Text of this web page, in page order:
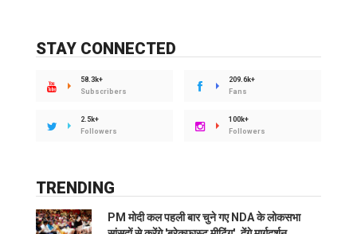
STAY CONNECTED
58.3k+
Subscribers
209.6k+
Fans
2.5k+
Followers
100k+
Followers
TRENDING
PM मोदी कल पहली बार चुने गए NDA के लोकसभा